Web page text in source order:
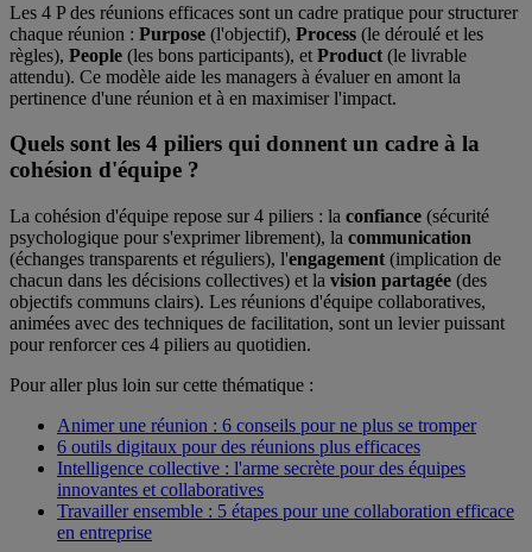
Les 4 P des réunions efficaces sont un cadre pratique pour structurer
chaque réunion : Purpose (l'objectif), Process (le déroulé et les
règles), People (les bons participants), et Product (le livrable
attendu). Ce modèle aide les managers à évaluer en amont la
pertinence d'une réunion et à en maximiser l'impact.
Quels sont les 4 piliers qui donnent un cadre à la
cohésion d'équipe ?
La cohésion d'équipe repose sur 4 piliers : la confiance (sécurité
psychologique pour s'exprimer librement), la communication
(échanges transparents et réguliers), l'engagement (implication de
chacun dans les décisions collectives) et la vision partagée (des
objectifs communs clairs). Les réunions d'équipe collaboratives,
animées avec des techniques de facilitation, sont un levier puissant
pour renforcer ces 4 piliers au quotidien.
Pour aller plus loin sur cette thématique :
Animer une réunion : 6 conseils pour ne plus se tromper
6 outils digitaux pour des réunions plus efficaces
Intelligence collective : l'arme secrète pour des équipes
innovantes et collaboratives
Travailler ensemble : 5 étapes pour une collaboration efficace
en entreprise